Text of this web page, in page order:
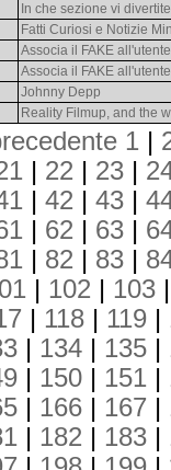
In che sezione vi
Fatti Curiosi e Notizie
Associa il FAKE all'utente
Associa il FAKE all'utente
Johnny Depp
Reality Filmup, and the
1 |
| 22 | 23 |
| 42 | 43 |
| 62 | 63 |
| 82 | 83 |
| 102 | 103
| 118 | 119 |
| 134 | 135 |
| 150 | 151 |
| 166 | 167 |
| 182 | 183 |